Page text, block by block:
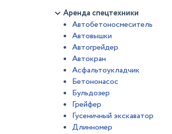
Аренда спецтехники
Автобетоносмеситель
Автовышки
Автогрейдер
Автокран
Асфальтоукладчик
Бетононасос
Бульдозер
Грейфер
Гусеничный экскаватор
Длинномер